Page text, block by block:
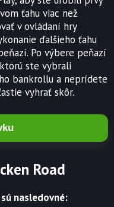
ťahu viac než
v ovládaní hry
ďalšieho ťahu
Po výbere peňazí
ste vybrali
bankrollu a neprídete
vyhrať skôr.
Road
nasledovné: